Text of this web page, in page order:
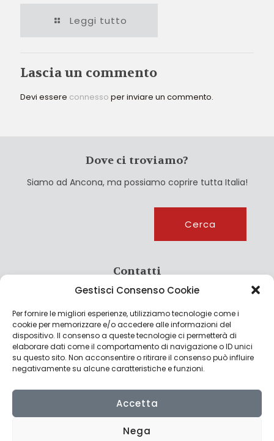
Gestisci Consenso Cookie
Per fornire le migliori esperienze, utilizziamo tecnologie come i
cookie per memorizzare e/o accedere alle informazioni del
dispositivo. Il consenso a queste tecnologie ci permetterà di
elaborare dati come il comportamento di navigazione o ID unici
su questo sito. Non acconsentire o ritirare il consenso può influire
negativamente su alcune caratteristiche e funzioni.
Accetta
Nega
Leggi tutto
Lascia un commento
Devi essere connesso per inviare un commento.
Dove ci troviamo?
Siamo ad Ancona, ma possiamo coprire tutta Italia!
Cerca
Contatti
info@culturagroalimentare.com
Note legali
Privacy Policy